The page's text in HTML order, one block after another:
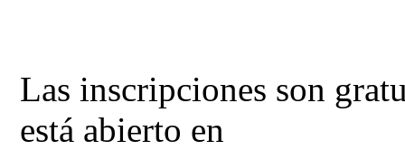
Las inscripciones son
está abierto en